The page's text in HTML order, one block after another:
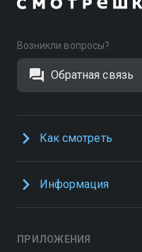
Возникли вопросы?
Обратная связь
Как смотреть
Информация
ПРИЛОЖЕНИЯ